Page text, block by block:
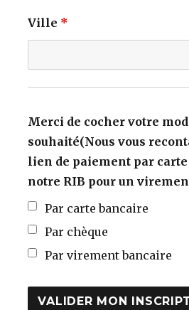
Ville *
Merci de cocher votre
souhaité(Nous vous
lien de paiement par
notre RIB pour un
Par carte bancaire
Par chèque
Par virement bancaire